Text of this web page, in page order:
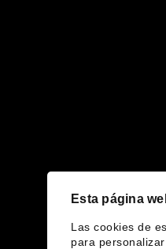
Esta página
Las cookies de
para